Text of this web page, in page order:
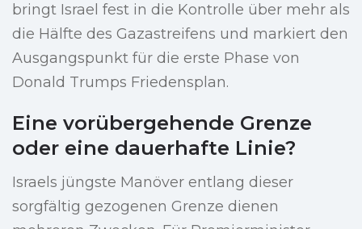
bringt Israel fest in die Kontrolle über mehr als
die Hälfte des Gazastreifens und markiert den
Ausgangspunkt für die erste Phase von
Donald Trumps Friedensplan.
Eine vorübergehende Grenze
oder eine dauerhafte Linie?
Israels jüngste Manöver entlang dieser
sorgfältig gezogenen Grenze dienen